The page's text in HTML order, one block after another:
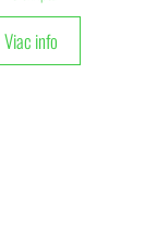
Viac info